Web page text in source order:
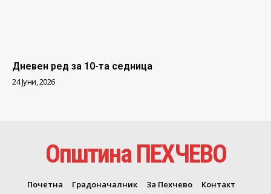
Дневен ред за 10-та седница
24 Јуни, 2026
Општина ПЕХЧЕВО
Почетна Градоначалник За Пехчево
Контакт